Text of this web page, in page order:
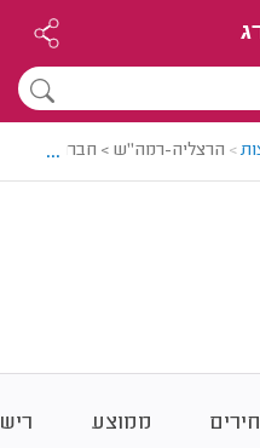
> הרצליה-רמה"ש > חברת בדק
...
ממוצע